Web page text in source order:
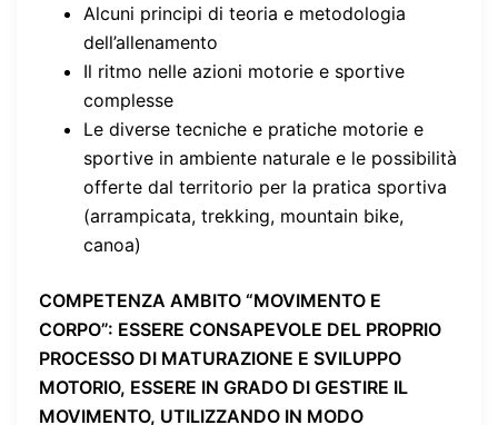
Alcuni principi di teoria e metodologia
dell’allenamento
Il ritmo nelle azioni motorie e sportive
complesse
Le diverse tecniche e pratiche motorie e
sportive in ambiente naturale e le possibilità
offerte dal territorio per la pratica sportiva
(arrampicata, trekking, mountain bike,
canoa)
COMPETENZA AMBITO “MOVIMENTO E
CORPO”: ESSERE CONSAPEVOLE DEL PROPRIO
PROCESSO DI MATURAZIONE E SVILUPPO
MOTORIO, ESSERE IN GRADO DI GESTIRE IL
MOVIMENTO, UTILIZZANDO IN MODO